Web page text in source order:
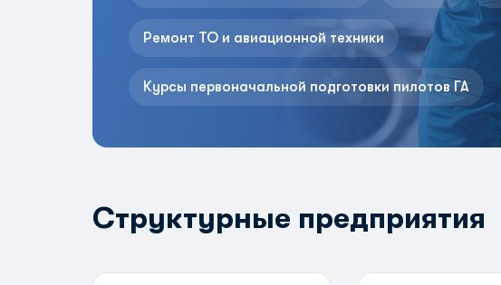
Ремонт ТО и авиационной техники
Курсы первоначальной подготовки пилотов ГА
Структурные предприятия